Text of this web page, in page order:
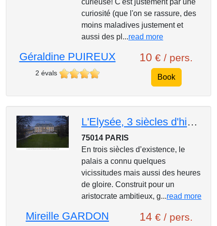
curiosité (que l'on se rassure, des
moins maladives justement et
aussi des pl...read more
Géraldine PUIREUX
2 évals
10 € / pers.
Book
L'Elysée, 3 siècles d'histoire : conférence avec projection
75014 PARIS
En trois siècles d’existence, le
palais a connu quelques
vicissitudes mais aussi des heures
de gloire. Construit pour un
aristocrate ambitieux, g...read more
Mireille GARDON 14 € / pers.